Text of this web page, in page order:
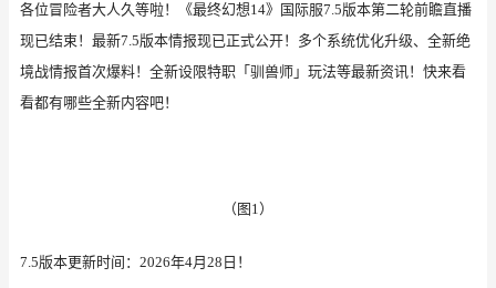
各位冒险者大人久等啦！《最终幻想14》 国际服7.5版本第二轮前瞻直播
现已结束！ 最新7.5版本情报现已正式公开！ 多个系统优化升级、全新绝
境战情报首次爆料！全新设限特职「驯兽师」玩法等最新资讯！快来看
看都有哪些全新内容吧！
（图 1）
7.5版本更新时间： 2026年4月 28 日！